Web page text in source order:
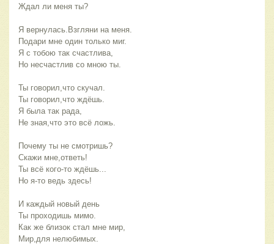
Ждал ли меня ты?
Я вернулась.Взгляни на меня.
Подари мне один только миг.
Я с тобою так счастлива,
Но несчастлив со мною ты.
Ты говорил,что скучал.
Ты говорил,что ждёшь.
Я была так рада,
Не зная,что это всё ложь.
Почему ты не смотришь?
Скажи мне,ответь!
Ты всё кого-то ждёшь...
Но я-то ведь здесь!
И каждый новый день
Ты проходишь мимо.
Как же близок стал мне мир,
Мир,для нелюбимых.